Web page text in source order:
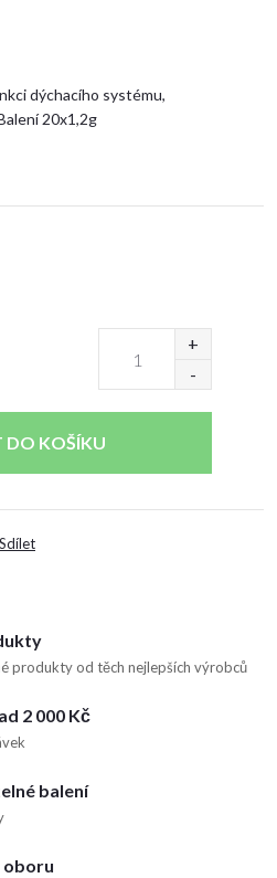
dýchacího systému,
20x1,2g
DO KOŠÍKU
Sdílet
produkty od těch nejlepších výrobců
2 000 Kč
balení
oboru